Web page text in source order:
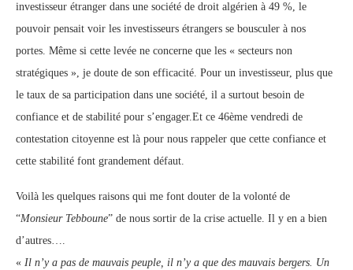
investisseur étranger dans une société de droit algérien à 49 %, le
pouvoir pensait voir les investisseurs étrangers se bousculer à nos
portes. Même si cette levée ne concerne que les « secteurs non
stratégiques », je doute de son efficacité. Pour un investisseur, plus que
le taux de sa participation dans une société, il a surtout besoin de
confiance et de stabilité pour s’engager.Et ce 46ème vendredi de
contestation citoyenne est là pour nous rappeler que cette confiance et
cette stabilité font grandement défaut.
Voilà les quelques raisons qui me font douter de la volonté de
“Monsieur Tebboune” de nous sortir de la crise actuelle. Il y en a bien
d’autres….
« Il n’y a pas de mauvais peuple, il n’y a que des mauvais bergers. Un